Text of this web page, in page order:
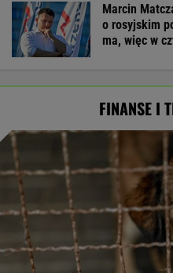
Marcin
o rosyjskim
ma, więc w
FINANSE I